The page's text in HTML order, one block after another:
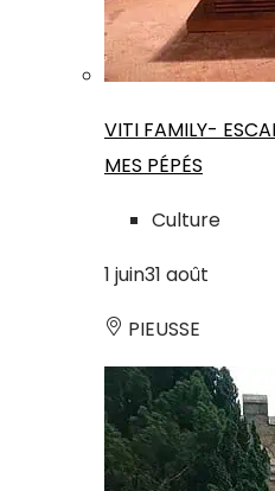
VITI FAMILY-
MES PÉPÉS
Culture
1 juin31 août
PIEUSSE